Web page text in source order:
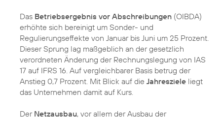
Das Betriebsergebnis vor Abschreibungen (OIBDA)
erhöhte sich bereinigt um Sonder- und
Regulierungseffekte von Januar bis Juni um 25 Prozent.
Dieser Sprung lag maßgeblich an der gesetzlich
verordneten Änderung der Rechnungslegung von IAS
17 auf IFRS 16. Auf vergleichbarer Basis betrug der
Anstieg 0,7 Prozent. Mit Blick auf die Jahresziele liegt
das Unternehmen damit auf Kurs.
DerNetzausbau, vor allem der Ausbau der